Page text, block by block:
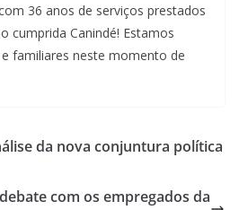
36 anos de serviços prestados
cumprida Canindé! Estamos
familiares neste momento de
da nova conjuntura política
com os empregados da